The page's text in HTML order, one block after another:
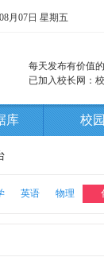
月07日 星期五
每天发布有价值
已加入校长网：
库 校
英语 物理